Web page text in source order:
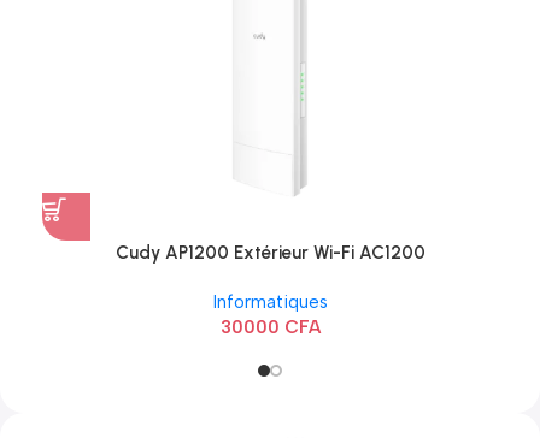
Cudy AP1200 Extérieur Wi-Fi AC1200
Informatiques
30000 CFA